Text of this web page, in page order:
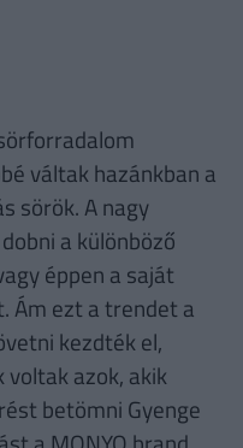
váltak hazánkban a
sörök. A nagy
a különböző
éppen a saját
Ám ezt a trendet a
kezdték el,
azok, akik
betömni Gyenge